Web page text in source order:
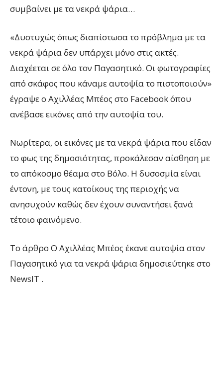
συμβαίνει με τα νεκρά ψάρια…
«Δυστυχώς όπως διαπίστωσα το πρόβλημα με τα
νεκρά ψάρια δεν υπάρχει μόνο στις ακτές.
Διαχέεται σε όλο τον Παγασητικό. Οι φωτογραφίες
από σκάφος που κάναμε αυτοψία το πιστοποιούν»
έγραψε ο Αχιλλέας Μπέος στο Facebook όπου
ανέβασε εικόνες από την αυτοψία του.
Νωρίτερα, οι εικόνες με τα νεκρά ψάρια που είδαν
το φως της δημοσιότητας, προκάλεσαν αίσθηση με
το απόκοσμο θέαμα στο Βόλο. Η δυσοσμία είναι
έντονη, με τους κατοίκους της περιοχής να
ανησυχούν καθώς δεν έχουν συναντήσει ξανά
τέτοιο φαινόμενο.
To άρθρο Ο Αχιλλέας Μπέος έκανε αυτοψία στον
Παγασητικό για τα νεκρά ψάρια δημοσιεύτηκε στο
NewsIT .